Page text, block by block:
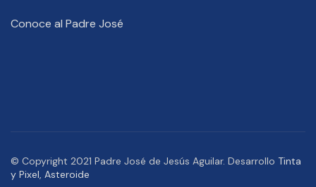
Conoce al Padre José
© Copyright 2021 Padre José de Jesús Aguilar. Desarrollo Tinta
y Pixel, Asteroide